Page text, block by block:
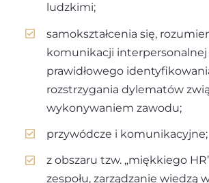
ludzkimi;
samokształcenia się,
komunikacji interpersonalnej
prawidłowego
rozstrzygania dylematów
wykonywaniem zawodu;
przywódcze i komunikacyjne;
z obszaru tzw. „miękkiego
zespołu, zarządzanie wiedzą